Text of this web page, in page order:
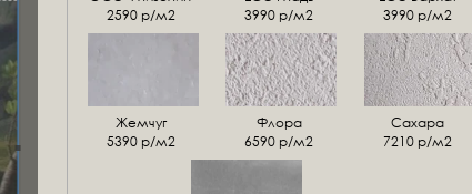
2590 р/м2
3990 р/м2
3990 р/м2
Жемчуг
5390 р/м2
Флора
6590 р/м2
Сахара
7210 р/м2